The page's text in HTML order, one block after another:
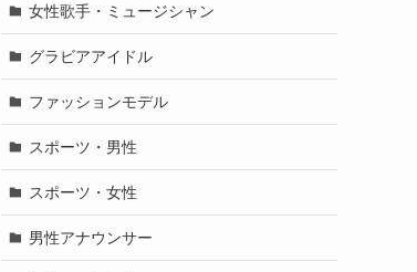
女性歌手・ミュージシャン
グラビアアイドル
ファッションモデル
スポーツ・男性
スポーツ・女性
男性アナウンサー